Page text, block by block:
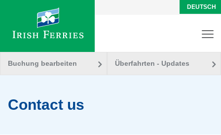
DEUTSCH
Buchung bearbeiten Überfahrten - Updates
Contact us